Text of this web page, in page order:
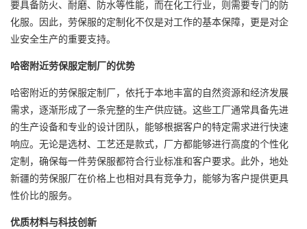
要具备防火、耐磨、防水等性能，而在化工行业，则需要专门的防
化服。因此，劳保服的定制化不仅是对工作的基本保障，更是对企
业安全生产的重要支持。
哈密附近劳保服定制厂的优势
哈密附近的劳保服定制厂，依托于本地丰富的自然资源和经济发展
需求，逐渐形成了一条完整的生产供应链。这些工厂通常具备先进
的生产设备和专业的设计团队，能够根据客户的特定需求进行快速
响应。无论是选材、工艺还是款式，厂方都能够进行高度的个性化
定制，确保每一件劳保服都符合行业标准和客户要求。此外，地处
新疆的劳保服厂在价格上也相对具有竞争力，能够为客户提供更具
性价比的服务。
优质材料与科技创新